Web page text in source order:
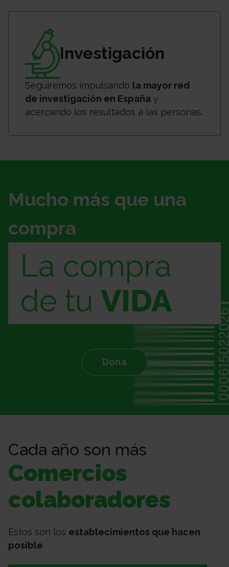
Investigación
Seguiremos impulsando la mayor red
de investigación en España y
acercando los resultados a las personas.
Mucho más que una
compra
La compra
de tu VIDA
Dona
Cada año son más
Comercios
colaboradores
Estos son los establecimientos que hacen
posible